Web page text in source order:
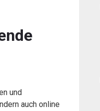
und
auch online